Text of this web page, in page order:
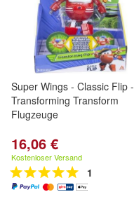
Super Wings - Classic Flip -
Transforming Transform
Flugzeuge
16,06 €
Kostenloser Versand
1